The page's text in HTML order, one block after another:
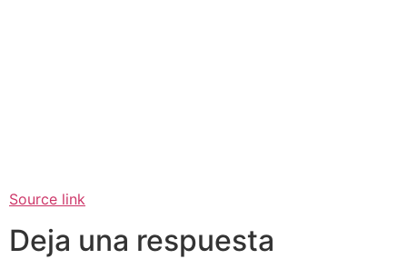
Source link
Deja una respuesta